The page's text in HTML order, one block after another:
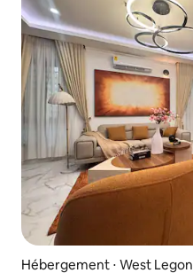
Hébergement ⋅ West Legon